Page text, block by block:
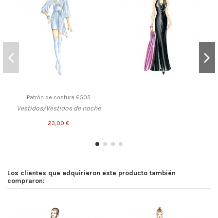
Patrón de costura 6505
Vestidos/Vestidos de noche
23,00 €
Los clientes que adquirieron este producto también
compraron: